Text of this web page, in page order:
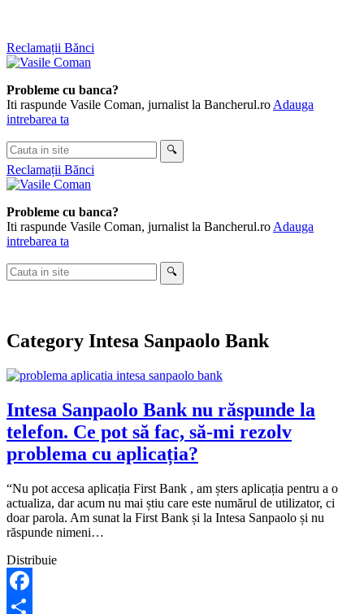
Skip
to
Reclamații Bănci
Probleme cu banca?
Iti raspunde Vasile Coman, jurnalist la Bancherul.ro Adauga
intrebarea ta
Cauta
in
site
🔍
Reclamații Bănci
Probleme cu banca?
Iti raspunde Vasile Coman, jurnalist la Bancherul.ro Adauga
intrebarea ta
Cauta
in
🔍
Category Intesa Sanpaolo Bank
Intesa Sanpaolo Bank nu răspunde la
telefon. Ce pot să fac, să-mi rezolv
problema cu aplicația?
“Nu pot accesa aplicația First Bank , am șters aplicația pentru a o
actualiza, dar acum nu mai știu care este numărul de utilizator, ci
doar parola. Am sunat la First Bank și la Intesa Sanpaolo și nu
răspunde nimeni…
Distribuie
Facebook